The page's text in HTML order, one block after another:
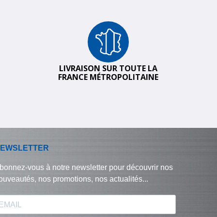
LIVRAISON SUR TOUTE LA
FRANCE MÉTROPOLITAINE